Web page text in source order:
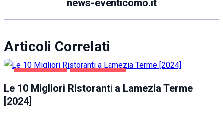
news-eventicomo.it
Articoli Correlati
Le 10 Migliori Ristoranti a Lamezia Terme
[2024]